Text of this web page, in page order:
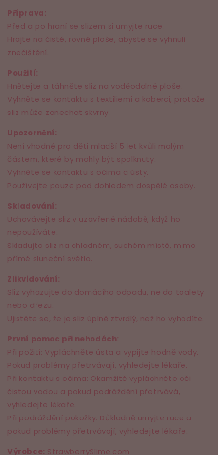
Příprava:
Před a po hraní se slizem si umyjte ruce.
Hrajte na čisté, rovné ploše, abyste se vyhnuli
znečištění.
Použití:
Hnětejte a táhněte sliz na voděodolné ploše.
Vyhněte se kontaktu s textiliemi a koberci, protože
sliz může zanechat skvrny.
Upozornění:
Není vhodné pro děti mladší 5 let kvůli malým
částem, které by mohly být spolknuty.
Vyhněte se kontaktu s očima a ústy.
Používejte pouze pod dohledem dospělé osoby.
Skladování:
Uchovávejte sliz v uzavřené nádobě, když ho
nepoužíváte.
Skladujte sliz na chladném, suchém místě, mimo
přímé sluneční světlo.
Zlikvidování:
Sliz vyhazujte do domácího odpadu, ne do toalety
nebo dřezu.
Ujistěte se, že je sliz úplně ztvrdlý, než ho vyhodíte.
První pomoc při nehodách:
Při požití: Vypláchněte ústa a vypijte hodně vody.
Pokud problémy přetrvávají, vyhledejte lékaře.
Při kontaktu s očima: Okamžitě vypláchněte oči
čistou vodou a pokud podráždění přetrvává,
vyhledejte lékaře.
Při podráždění pokožky: Důkladně umyjte ruce a
pokud problémy přetrvávají, vyhledejte lékaře.
Výrobce: StrawberrySlime.com